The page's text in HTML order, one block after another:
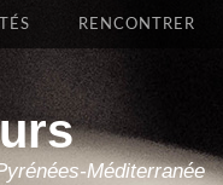
Méditerranée
RENCONTRER